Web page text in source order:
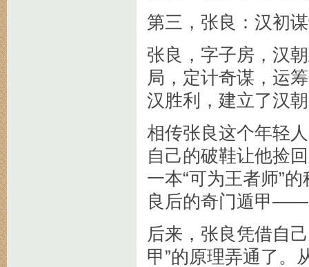
第三，张良：汉初
张良，字子房，汉
局，定计奇谋，运
汉胜利，建立了汉
相传张良这个年轻
自己的破鞋让他捡
一本“可为王者师”
良后的奇门遁甲——
后来，张良凭借自
甲”的原理弄通了。